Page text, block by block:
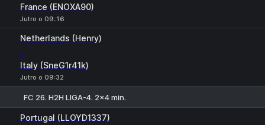
France (ENOXA90)
Jutro o 09:16
Netherlands (Henry)
-
Italy (SneG1r41k)
Jutro o 09:32
FC 26. H2H LIGA-4. 2x4 min.
Portugal (LLOYD1337)